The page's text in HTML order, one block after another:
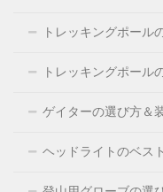
トレッキングポール
トレッキングポール
ゲイターの選び方＆
ヘッドライトのベス